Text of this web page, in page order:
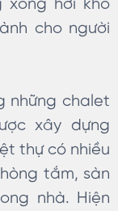
xông hơi khô
cho người
những chalet
xây dựng
thự có nhiều
tắm, sàn
nhà. Hiện